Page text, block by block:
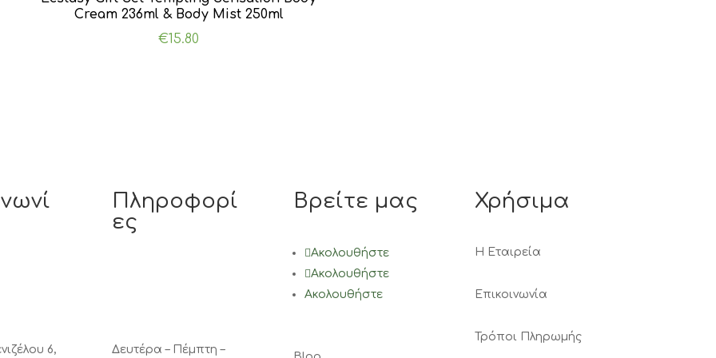
Cream 236ml & Body Mist 250ml
€15.80
6,
Πληροφορί
ες
Δευτέρα – Πέμπτη –
Βρείτε μας
Ακολουθήστε
Ακολουθήστε
Ακολουθήστε
Χρήσιμα
Η Εταιρεία
Επικοινωνία
Τρόποι Πληρωμής